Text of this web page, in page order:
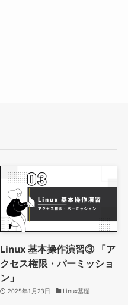
Linux 基本操作演習③ 「ア
クセス権限・パーミッショ
ン」
2025年1月23日 Linux基礎